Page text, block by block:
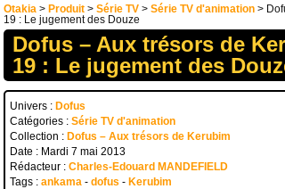
Otakia > Produit > Série TV > Série TV d'animation >
19 : Le jugement des Douze
Dofus – Aux trésors de
19 : Le jugement des
Univers : Dofus
Catégories : Série TV d'animation
Collection : Dofus – Aux trésors de Kerubim
Date : Mardi 7 mai 2013
Rédacteur : Charles-Edouard MANDEFIELD
Tags : ankama - dofus - Kerubim